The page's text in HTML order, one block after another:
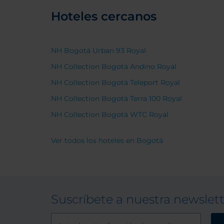
Hoteles cercanos
NH Bogotá Urban 93 Royal
NH Collection Bogotá Andino Royal
NH Collection Bogotá Teleport Royal
NH Collection Bogotá Terra 100 Royal
NH Collection Bogotá WTC Royal
Ver todos los hoteles en Bogotá
Suscríbete a nuestra